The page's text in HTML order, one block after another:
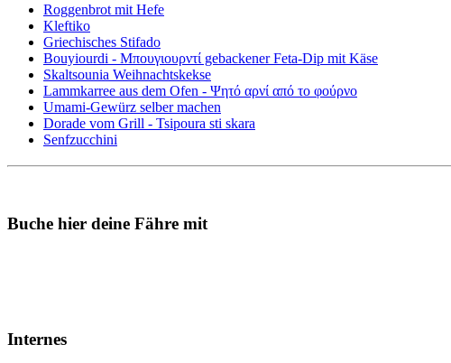
Roggenbrot mit Hefe
Kleftiko
Griechisches Stifado
Bouyiourdi - Μπουγιουρντί gebackener Feta-Dip mit Käse
Skaltsounia Weihnachtskekse
Lammkarree aus dem Ofen - Ψητό αρνί από το φούρνο
Umami-Gewürz selber machen
Dorade vom Grill - Tsipoura sti skara
Senfzucchini
Buche hier deine Fähre mit
Internes